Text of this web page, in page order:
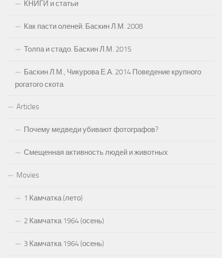
КНИГИ и статьи
Как пасти оленей. Баскин Л.М. 2008
Толпа и стадо. Баскин Л.М. 2015
Баскин Л.М., Чикурова Е.А. 2014 Поведение крупного
рогатого скота
Articles
Почему медведи убивают фотографов?
Смещенная активность людей и животных
Movies
1 Камчатка (лето)
2 Камчатка 1964 (осень)
3 Камчатка 1964 (осень)